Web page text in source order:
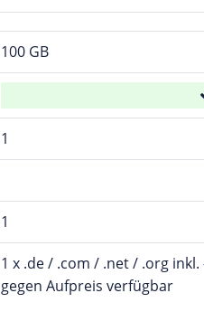
100 GB
1
1
1 x .de / .com / .net / .org
gegen Aufpreis verfügbar